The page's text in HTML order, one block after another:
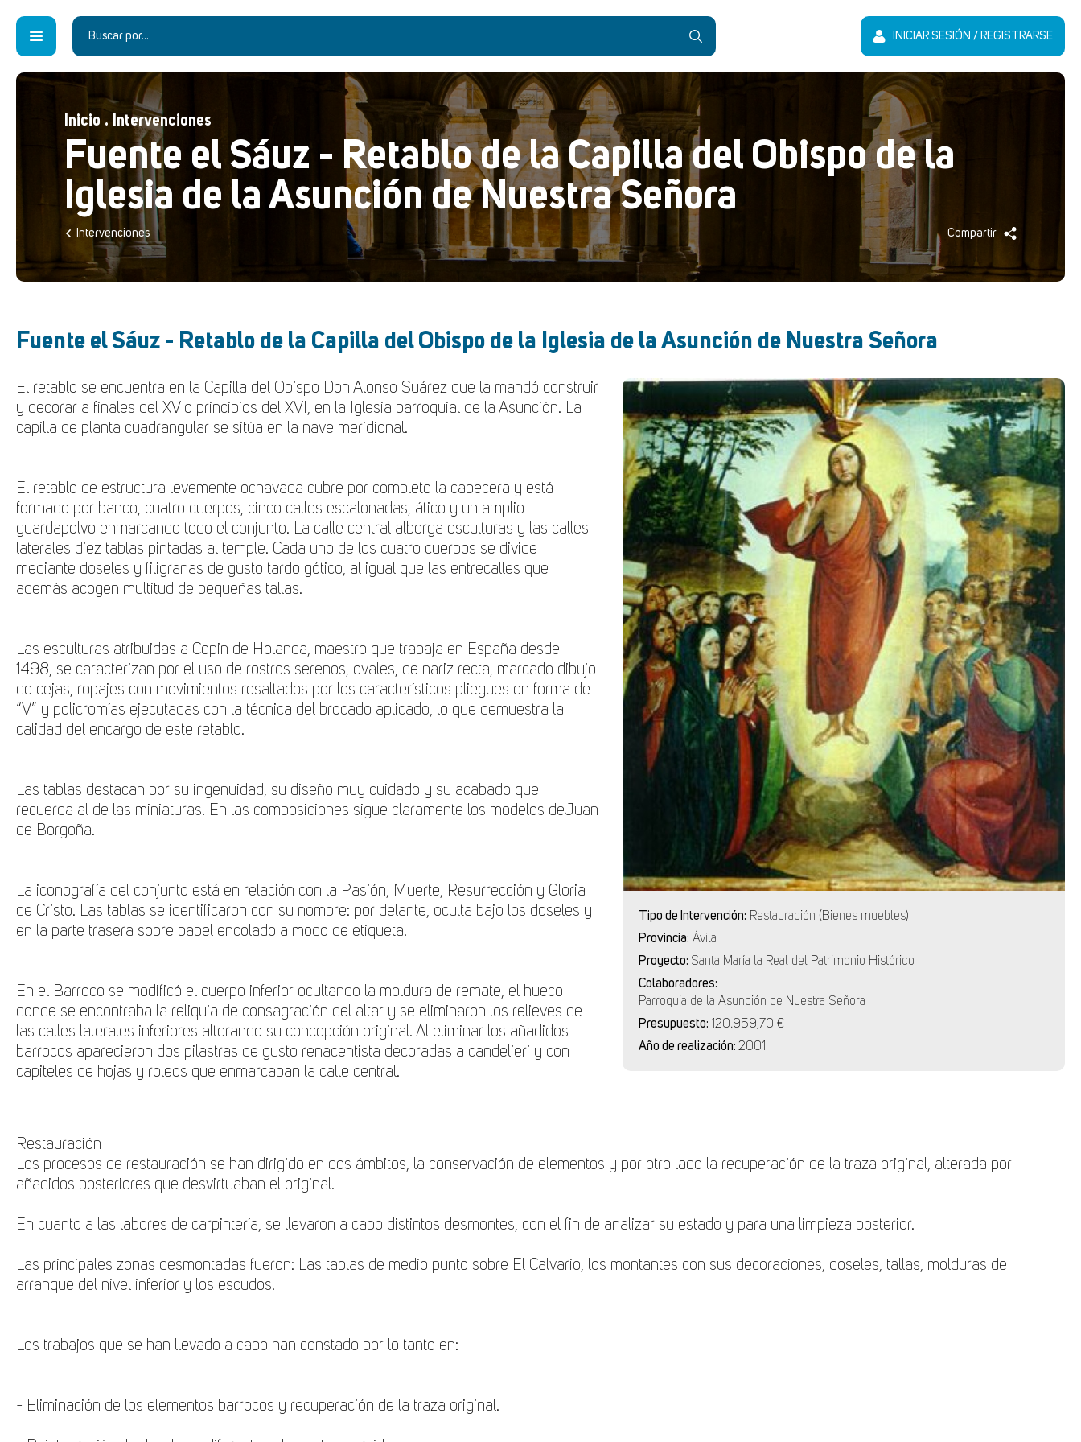
INICIAR SESIÓN / REGISTRARSE
Inicio . Intervenciones
Fuente el Sáuz - Retablo de la Capilla del Obispo de la
Iglesia de la Asunción de Nuestra Señora
Intervenciones Compartir
Fuente el Sáuz - Retablo de la Capilla del Obispo de la Iglesia de la Asunción de Nuestra Señora
Tipo de Intervención: Restauración (Bienes muebles)
Provincia: Ávila
Proyecto: Santa María la Real del Patrimonio Histórico
Colaboradores:
Parroquia de la Asunción de Nuestra Señora
Presupuesto: 120.959,70 €
Año de realización: 2001
El retablo se encuentra en la Capilla del Obispo Don Alonso Suárez que la mandó construir
y decorar a finales del XV o principios del XVI, en la Iglesia parroquial de la Asunción. La
capilla de planta cuadrangular se sitúa en la nave meridional.
El retablo de estructura levemente ochavada cubre por completo la cabecera y está
formado por banco, cuatro cuerpos, cinco calles escalonadas, ático y un amplio
guardapolvo enmarcando todo el conjunto. La calle central alberga esculturas y las calles
laterales diez tablas pintadas al temple. Cada uno de los cuatro cuerpos se divide
mediante doseles y filigranas de gusto tardo gótico, al igual que las entrecalles que
además acogen multitud de pequeñas tallas.
Las esculturas atribuidas a Copin de Holanda, maestro que trabaja en España desde
1498, se caracterizan por el uso de rostros serenos, ovales, de nariz recta, marcado dibujo
de cejas, ropajes con movimientos resaltados por los característicos pliegues en forma de
“V” y policromías ejecutadas con la técnica del brocado aplicado, lo que demuestra la
calidad del encargo de este retablo.
Las tablas destacan por su ingenuidad, su diseño muy cuidado y su acabado que
recuerda al de las miniaturas. En las composiciones sigue claramente los modelos deJuan
de Borgoña.
La iconografía del conjunto está en relación con la Pasión, Muerte, Resurrección y Gloria
de Cristo. Las tablas se identificaron con su nombre: por delante, oculta bajo los doseles y
en la parte trasera sobre papel encolado a modo de etiqueta.
En el Barroco se modificó el cuerpo inferior ocultando la moldura de remate, el hueco
donde se encontraba la reliquia de consagración del altar y se eliminaron los relieves de
las calles laterales inferiores alterando su concepción original. Al eliminar los añadidos
barrocos aparecieron dos pilastras de gusto renacentista decoradas a candelieri y con
capiteles de hojas y roleos que enmarcaban la calle central.
Restauración
Los procesos de restauración se han dirigido en dos ámbitos, la conservación de elementos y por otro lado la recuperación de la traza original, alterada por
añadidos posteriores que desvirtuaban el original.
En cuanto a las labores de carpintería, se llevaron a cabo distintos desmontes, con el fin de analizar su estado y para una limpieza posterior.
Las principales zonas desmontadas fueron: Las tablas de medio punto sobre El Calvario, los montantes con sus decoraciones, doseles, tallas, molduras de
arranque del nivel inferior y los escudos.
Los trabajos que se han llevado a cabo han constado por lo tanto en:
- Eliminación de los elementos barrocos y recuperación de la traza original.